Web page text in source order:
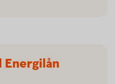
Energilån